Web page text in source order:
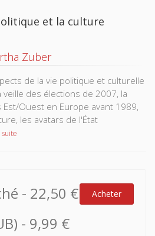
et la culture
Zuber
de la vie politique et culturelle
des élections de 2007, la
Ouest en Europe avant 1989,
les avatars de l'État
suite
- 22,50 € Acheter
- 9,99 €